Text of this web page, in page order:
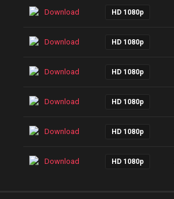
Download HD 1080p
Download HD 1080p
Download HD 1080p
Download HD 1080p
Download HD 1080p
Download HD 1080p